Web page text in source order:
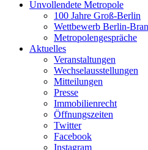
Unvollendete Metropole
100 Jahre Groß-Berlin
Wettbewerb Berlin-
Metropolengespräche
Aktuelles
Veranstaltungen
Wechselausstellungen
Mitteilungen
Presse
Immobilienrecht
Öffnungszeiten
Twitter
Facebook
Instagram